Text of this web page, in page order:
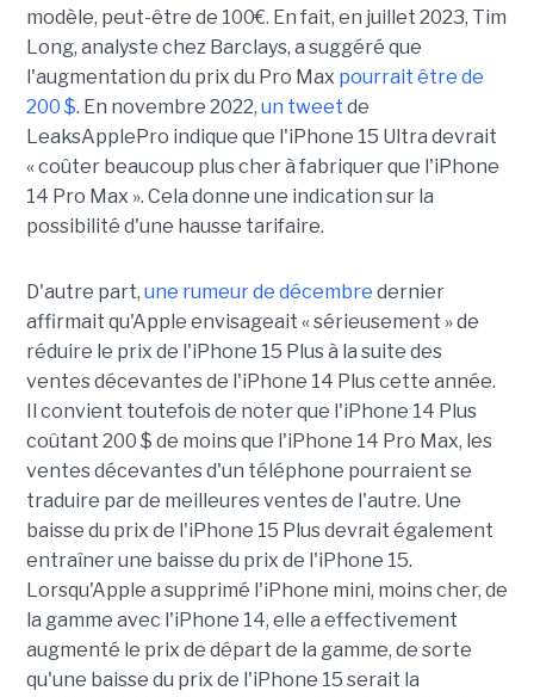
modèle, peut-être de 100€. En fait, en juillet 2023, Tim
Long, analyste chez Barclays, a suggéré que
l'augmentation du prix du Pro Max pourrait être de
200 $. En novembre 2022, un tweet de
LeaksApplePro indique que l'iPhone 15 Ultra devrait
« coûter beaucoup plus cher à fabriquer que l'iPhone
14 Pro Max ». Cela donne une indication sur la
possibilité d'une hausse tarifaire.
D'autre part, une rumeur de décembre dernier
affirmait qu'Apple envisageait « sérieusement » de
réduire le prix de l'iPhone 15 Plus à la suite des
ventes décevantes de l'iPhone 14 Plus cette année.
Il convient toutefois de noter que l'iPhone 14 Plus
coûtant 200 $ de moins que l'iPhone 14 Pro Max, les
ventes décevantes d'un téléphone pourraient se
traduire par de meilleures ventes de l'autre. Une
baisse du prix de l'iPhone 15 Plus devrait également
entraîner une baisse du prix de l'iPhone 15.
Lorsqu'Apple a supprimé l'iPhone mini, moins cher, de
la gamme avec l'iPhone 14, elle a effectivement
augmenté le prix de départ de la gamme, de sorte
qu'une baisse du prix de l'iPhone 15 serait la